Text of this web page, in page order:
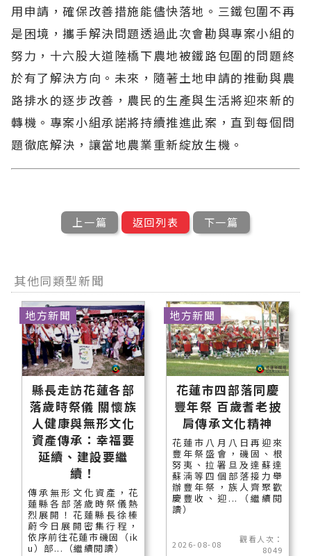
用申請，確保改善措施能儘快落地。三鐵包圍不再
是困境，攜手解決問題透過此次會勘與專案小組的
努力，十六股大道陸橋下農地被鐵路包圍的問題終
於有了解決方向。未來，隨著土地申請的推動與農
路排水的逐步改善，農民的生產與生活將迎來新的
轉機。專案小組承諾將持續推進此案，直到每個問
題徹底解決，讓當地農業重新綻放生機。
上一篇 返回列表 下一篇
其他同類型新聞
縣長走訪花蓮各部
落歲時祭儀 關懷族
人健康與無形文化
資產傳承：幸福要
延續、建設要繼
續！
傳承無形文化資產，花
蓮縣各部落歲時祭儀熱
烈展開！花蓮縣長徐榛
蔚今日展開密集行程，
依序前往花蓮市磯固（ik
u）部...（繼續閱讀）
地方新聞
花蓮市四部落同慶
豐年祭 百歲耆老披
肩傳承文化精神
花蓮市八月八日再迎來
豐年祭盛會，磯固、根
努夷、拉署旦及達蘇達
蘇湳等四個部落接力舉
辦豐年祭，族人齊聚歡
慶豐收、迎...（繼續閱
讀）
2026-08-08
觀看人次：
8049
地方新聞